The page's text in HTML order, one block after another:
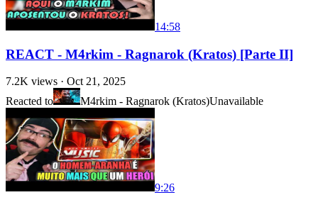
14:58
REACT - M4rkim - Ragnarok (Kratos) [Parte II]
7.2K views · Oct 21, 2025
Reacted to
M4rkim - Ragnarok (Kratos)Unavailable
9:26